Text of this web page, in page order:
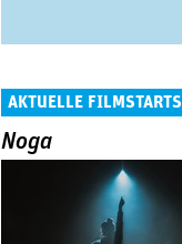
AKTUELLE FILMSTARTS
Noga